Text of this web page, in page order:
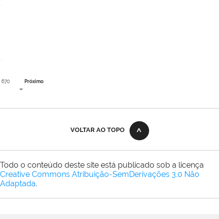
670
Próximo
»
VOLTAR AO TOPO
Todo o conteúdo deste site está publicado sob a licença
Creative Commons Atribuição-SemDerivações 3.0 Não
Adaptada.